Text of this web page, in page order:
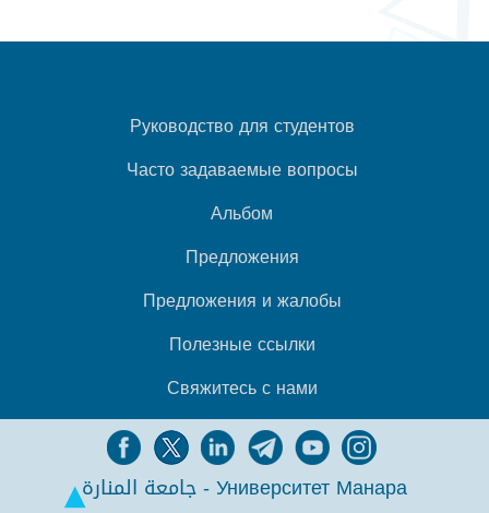
Руководство для студентов
Часто задаваемые вопросы
Альбом
Предложения
Предложения и жалобы
Полезные ссылки
Свяжитесь с нами
جامعة المنارة - Университет Манара